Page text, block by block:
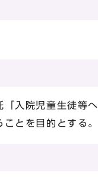
入院児童生徒等
とを目的とする。